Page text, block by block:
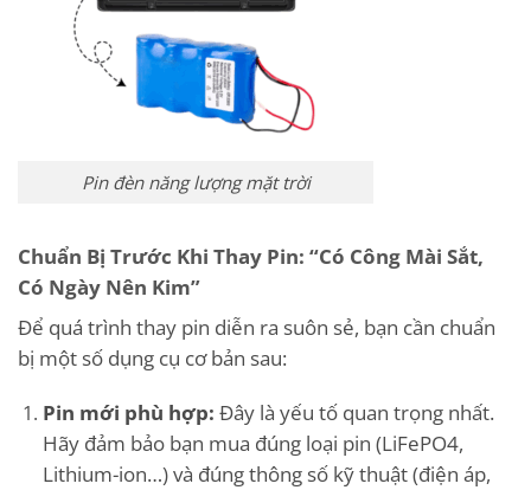
Pin đèn năng lượng mặt trời
Chuẩn Bị Trước Khi Thay Pin: “Có Công Mài Sắt,
Có Ngày Nên Kim”
Để quá trình thay pin diễn ra suôn sẻ, bạn cần chuẩn
bị một số dụng cụ cơ bản sau:
Pin mới phù hợp: Đây là yếu tố quan trọng nhất.
Hãy đảm bảo bạn mua đúng loại pin (LiFePO4,
Lithium-ion…) và đúng thông số kỹ thuật (điện áp,